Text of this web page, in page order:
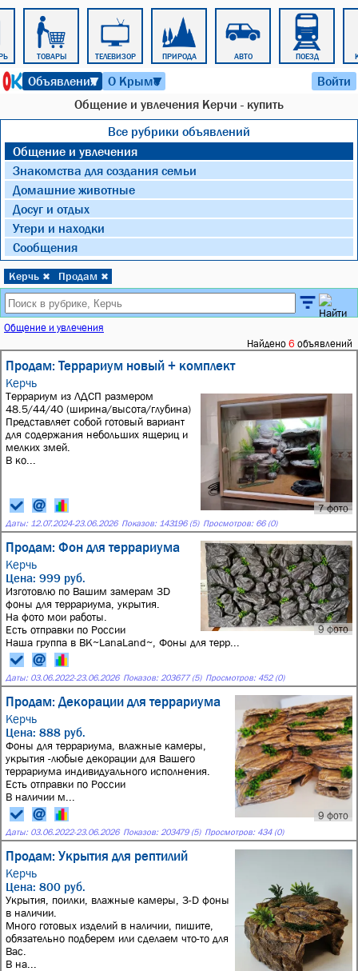
ТОВАРЫ ТЕЛЕВИЗОР ПРИРОДА АВТО ПОЕЗД
Объявления
▼ О Крыме
▼ Войти
Общение и увлечения Керчи - купить
Все рубрики объявлений
Общение и увлечения
Знакомства для создания семьи
Домашние животные
Досуг и отдых
Утери и находки
Сообщения
Керчь ✖ Продам ✖
Общение и увлечения
Найдено 6 объявлений
Продам: Террариум новый + комплект
Керчь
7 фото
Тepраpиум из ЛДСП размером
48.5/44/40 (ширина/высота/глубина)
Прeдcтaвляeт coбой готовый вapиант
для содeржaния нeбольшиx ящeриц и
мелкиx змeй.
В ко...
Даты: 12.07.2024-23.06.2026 Показов: 143196 (5) Просмотров: 66 (0)
Продам: Фон для террариума
Керчь
9 фото
Цена: 999 руб.
Изготовлю по Вашим замерам 3D
фоны для террариума, укрытия.
На фото мои работы.
Есть отправки по России
Наша группа в ВК~LanaLand~, Фоны для терр...
Даты: 03.06.2022-23.06.2026 Показов: 203677 (5) Просмотров: 452 (0)
Продам: Декорации для террариума
Керчь
9 фото
Цена: 888 руб.
Фоны для террариума, влажные камеры,
укрытия -любые декорации для Вашего
террариума индивидуального исполнения.
Есть отправки по России
В наличии м...
Даты: 03.06.2022-23.06.2026 Показов: 203479 (5) Просмотров: 434 (0)
Продам: Укрытия для рептилий
Керчь
Цена: 800 руб.
Укрытия, поилки, влажные камеры, 3-D фоны
в наличии.
Много готовых изделий в наличии, пишите,
обязательно подберем или сделаем что-то для
Вас.
В на...